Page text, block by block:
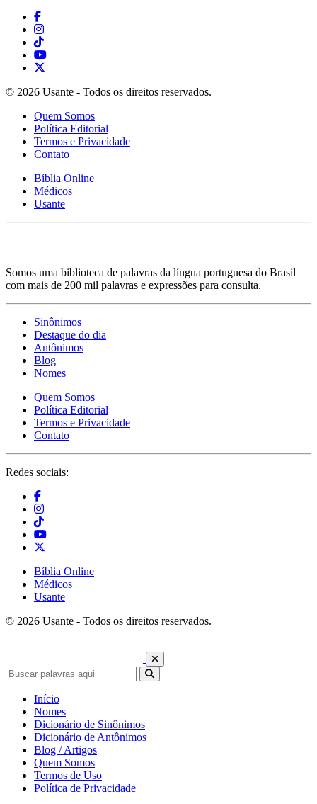
© 2026 Usante - Todos os direitos reservados.
Quem Somos
Política Editorial
Termos e Privacidade
Contato
Bíblia Online
Médicos
Usante
Somos uma biblioteca de palavras da língua portuguesa do Brasil
com mais de 200 mil palavras e expressões para consulta.
Sinônimos
Destaque do dia
Antônimos
Blog
Nomes
Quem Somos
Política Editorial
Termos e Privacidade
Contato
Redes sociais:
Bíblia Online
Médicos
Usante
© 2026 Usante - Todos os direitos reservados.
Início
Nomes
Dicionário de Sinônimos
Dicionário de Antônimos
Blog / Artigos
Quem Somos
Termos de Uso
Política de Privacidade